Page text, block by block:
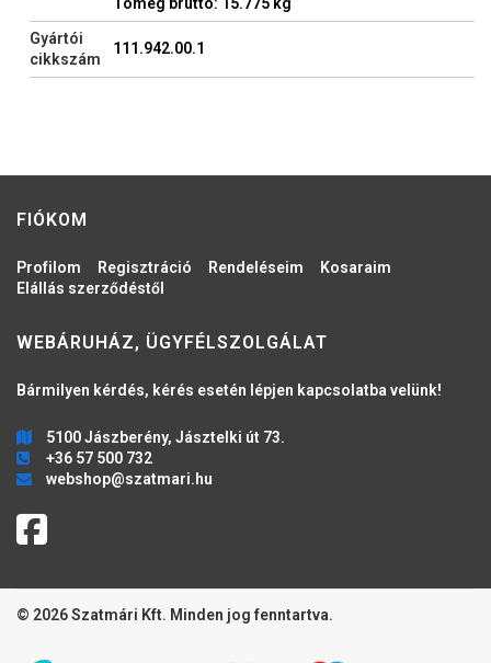
Gyártói
cikkszám
111.942.00.1
FIÓKOM
Profilom Regisztráció Rendeléseim
Kosaraim
Elállás szerződéstől
WEBÁRUHÁZ, ÜGYFÉLSZOLGÁLAT
Bármilyen kérdés, kérés esetén lépjen kapcsolatba velünk!
5100 Jászberény, Jásztelki út 73.
+36 57 500 732
webshop@szatmari.hu
© 2026 Szatmári Kft. Minden jog fenntartva.